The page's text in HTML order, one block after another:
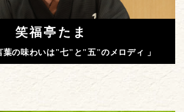
笑福亭たま
葉の味わいは"七"と"五"のメロディ 」